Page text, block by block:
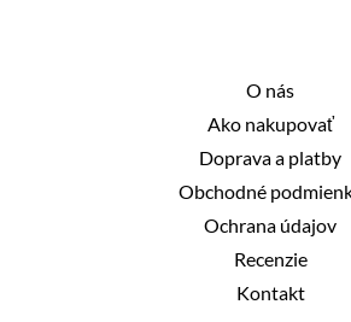
O nás
Ako nakupovať
Doprava a platby
Obchodné
Ochrana údajov
Recenzie
Kontakt